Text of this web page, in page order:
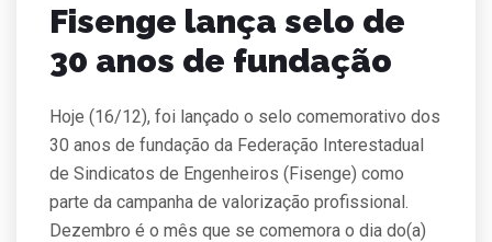
Fisenge lança selo de
30 anos de fundação
Hoje (16/12), foi lançado o selo comemorativo dos
30 anos de fundação da Federação Interestadual
de Sindicatos de Engenheiros (Fisenge) como
parte da campanha de valorização profissional.
Dezembro é o mês que se comemora o dia do(a)